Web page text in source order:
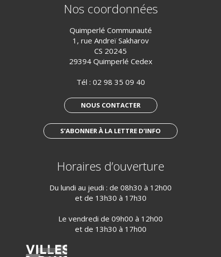
Nos coordonnées
Quimperlé Communauté
1, rue Andreï Sakharov
CS 20245
29394 Quimperlé Cedex
Tél : 02 98 35 09 40
NOUS CONTACTER
S’ABONNER À LA LETTRE D’INFO
Horaires d’ouverture
Du lundi au jeudi : de 08h30 à 12h00
et de 13h30 à 17h30
Le vendredi de 09h00 à 12h00
et de 13h30 à 17h00